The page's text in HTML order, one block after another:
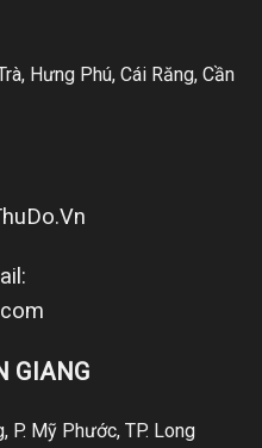
Hưng Phú, Cái Răng, Cần
GIANG
Mỹ Phước, TP. Long